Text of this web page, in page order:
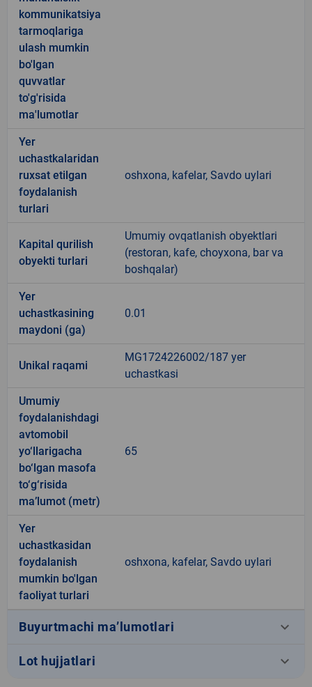
kommunikatsiya
tarmoqlariga
ulash mumkin
bo'lgan
quvvatlar
to'g'risida
ma'lumotlar
Yer
uchastkalaridan
ruxsat etilgan
foydalanish
turlari
oshxona, kafelar, Savdo uylari
Kapital qurilish
obyekti turlari
Umumiy ovqatlanish obyektlari
(restoran, kafe, choyxona, bar va
boshqalar)
Yer
uchastkasining
maydoni (ga)
0.01
Unikal raqami
MG1724226002/187 yer
uchastkasi
Umumiy
foydalanishdagi
avtomobil
yo‘llarigacha
bo‘lgan masofa
to‘g‘risida
ma’lumot (metr)
65
Yer
uchastkasidan
foydalanish
mumkin bo'lgan
faoliyat turlari
oshxona, kafelar, Savdo uylari
Buyurtmachi ma’lumotlari keyboard_arrow_down
Lot hujjatlari keyboard_arrow_down